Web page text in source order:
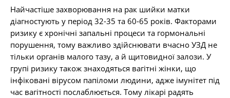
Найчастіше захворювання на рак шийки матки
діагностують у період 32-35 та 60-65 років. Факторами
ризику є хронічні запальні процеси та гормональні
порушення, тому важливо здійснювати вчасно УЗД не
тільки органів малого тазу, а й щитовидної залози. У
групі ризику також знаходяться вагітні жінки, що
інфіковані вірусом папіломи людини, адже імунітет під
час вагітності послаблюється. Тому лікарі радять